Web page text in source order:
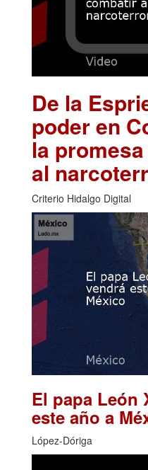
De la
poder en
la
al
Criterio Hidalgo Digital
El papa León
este año a
López-Dóriga